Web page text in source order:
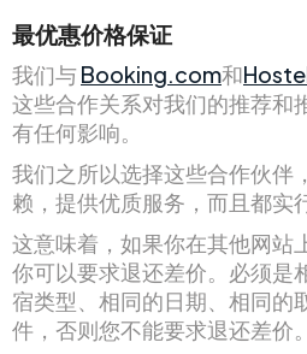
最优惠价格保证
我们与Booking.com和
这些合作关系对我们的推荐和
有任何影响。
我们之所以选择这些合作伙伴
赖，提供优质服务，而且都实
这意味着，如果你在其他网站
你可以要求退还差价。必须是
宿类型、相同的日期、相同的
件，否则您不能要求退还差价。